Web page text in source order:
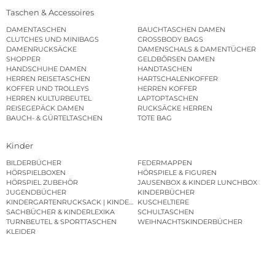
Taschen & Accessoires
DAMENTASCHEN
BAUCHTASCHEN DAMEN
CLUTCHES UND MINIBAGS
CROSSBODY BAGS
DAMENRUCKSÄCKE
DAMENSCHALS & DAMENTÜCHER
SHOPPER
GELDBÖRSEN DAMEN
HANDSCHUHE DAMEN
HANDTASCHEN
HERREN REISETASCHEN
HARTSCHALENKOFFER
KOFFER UND TROLLEYS
HERREN KOFFER
HERREN KULTURBEUTEL
LAPTOPTASCHEN
REISEGEPÄCK DAMEN
RUCKSÄCKE HERREN
BAUCH- & GÜRTELTASCHEN
TOTE BAG
Kinder
BILDERBÜCHER
FEDERMAPPEN
HÖRSPIELBOXEN
HÖRSPIELE & FIGUREN
HÖRSPIEL ZUBEHÖR
JAUSENBOX & KINDER LUNCHBOX
JUGENDBÜCHER
KINDERBÜCHER
KINDERGARTENRUCKSACK | KINDERGARTENBEUTEL
KUSCHELTIERE
SACHBÜCHER & KINDERLEXIKA
SCHULTASCHEN
TURNBEUTEL & SPORTTASCHEN
WEIHNACHTSKINDERBÜCHER
KLEIDER